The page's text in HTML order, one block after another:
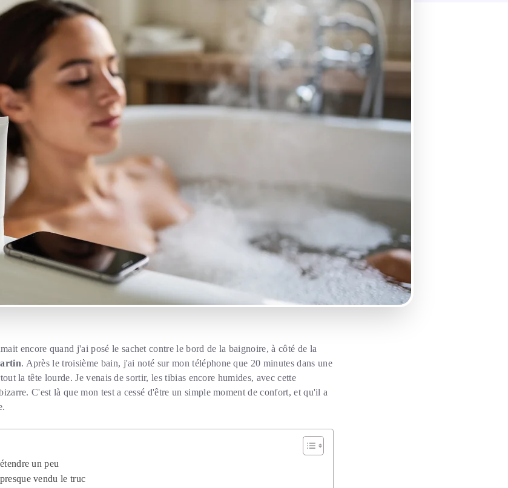
encore quand j'ai posé le sachet contre le bord de la baignoire, à côté de la
. Après le troisième bain, j'ai noté sur mon téléphone que 20 minutes dans une
la tête lourde. Je venais de sortir, les tibias encore humides, avec cette
C'est là que mon test a cessé d'être un simple moment de confort, et qu'il a
un peu
vendu le truc